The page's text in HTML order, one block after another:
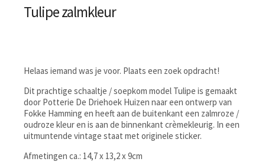
Tulipe zalmkleur
Helaas iemand was je voor. Plaats een zoek opdracht!
Dit prachtige schaaltje / soepkom model Tulipe is gemaakt
door Potterie De Driehoek Huizen naar een ontwerp van
Fokke Hamming en heeft aan de buitenkant een zalmroze /
oudroze kleur en is aan de binnenkant crèmekleurig. In een
uitmuntende vintage staat met originele sticker.
Afmetingen ca.: 14,7 x 13,2 x 9cm